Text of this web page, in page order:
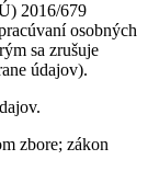
2016/679
osobných
sa zrušuje
údajov).
zbore; zákon